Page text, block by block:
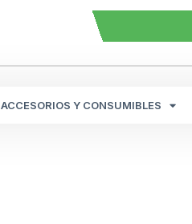
ACCESORIOS Y CONSUMIBLES